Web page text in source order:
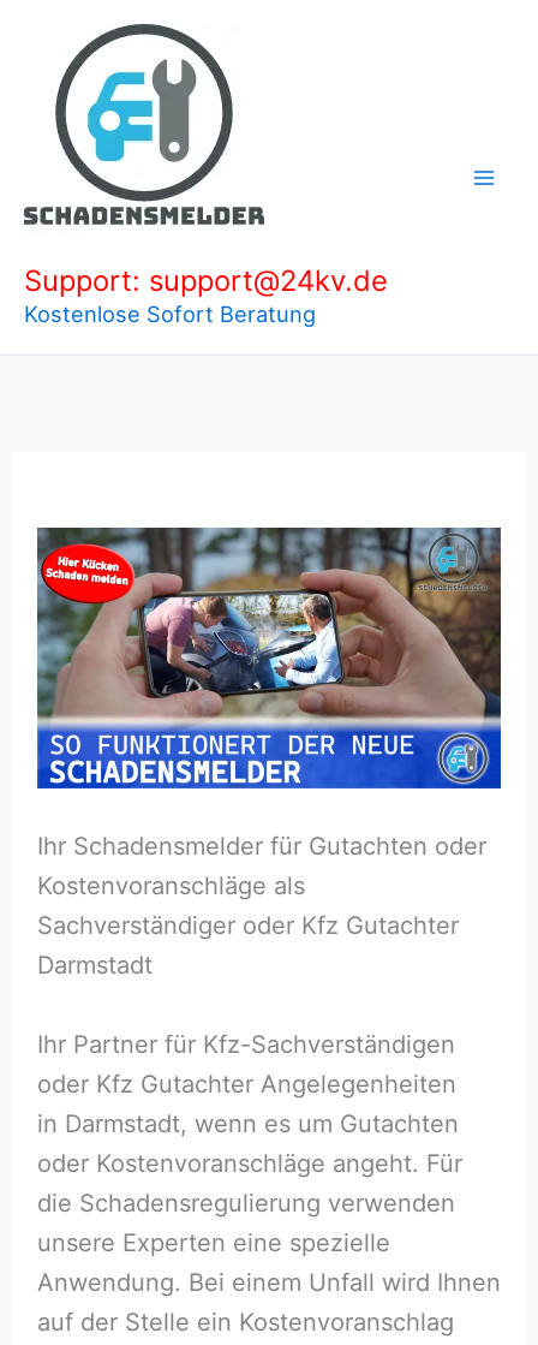
springen
Support: support@24kv.de
Kostenlose Sofort Beratung
Ihr Schadensmelder für Gutachten oder
Kostenvoranschläge als
Sachverständiger oder Kfz Gutachter
Darmstadt
Ihr Partner für Kfz-Sachverständigen
oder Kfz Gutachter Angelegenheiten
in Darmstadt, wenn es um Gutachten
oder Kostenvoranschläge angeht. Für
die Schadensregulierung verwenden
unsere Experten eine spezielle
Anwendung. Bei einem Unfall wird Ihnen
auf der Stelle ein Kostenvoranschlag